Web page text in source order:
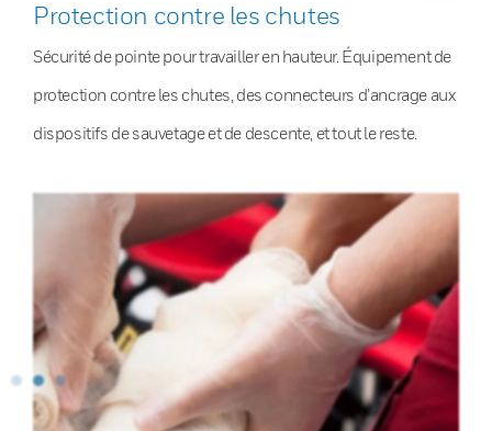
Protection contre les chutes
Sécurité de pointe pour travailler en hauteur. Équipement de
protection contre les chutes, des connecteurs d’ancrage aux
dispositifs de sauvetage et de descente, et tout le reste.